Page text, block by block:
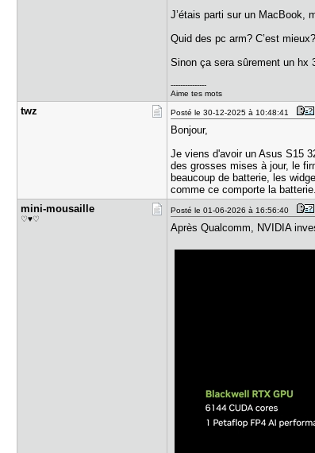
J’étais parti sur un MacBook,
Quid des pc arm? C’est mieux?
Sinon ça sera sûrement un hx
---------------
Aime tes mots
twz Posté le 30-12-2025 à 10:48:41
Bonjour,
Je viens d'avoir un Asus S15
des grosses mises à jour, le
beaucoup de batterie, les
comme ce comporte la
mini-mousa​ille
♡♥♡
Posté le 01-06-2026 à 16:56:40
Après Qualcomm, NVIDIA